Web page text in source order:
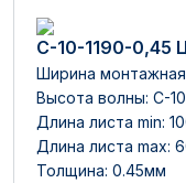
С-10-1190-0,45
Ширина
Высота волны: C-10
Длина листа min:
Длина листа max:
Толщина: 0.45мм